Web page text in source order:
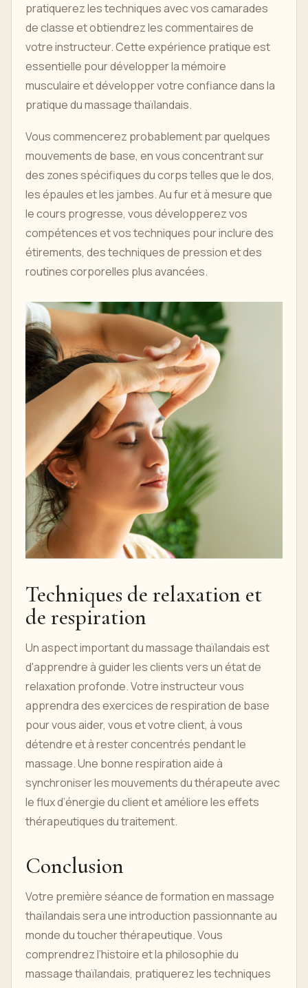
pratiquerez les techniques avec vos camarades
de classe et obtiendrez les commentaires de
votre instructeur. Cette expérience pratique est
essentielle pour développer la mémoire
musculaire et développer votre confiance dans la
pratique du massage thaïlandais.
Vous commencerez probablement par quelques
mouvements de base, en vous concentrant sur
des zones spécifiques du corps telles que le dos,
les épaules et les jambes. Au fur et à mesure que
le cours progresse, vous développerez vos
compétences et vos techniques pour inclure des
étirements, des techniques de pression et des
routines corporelles plus avancées.
Techniques de relaxation et
de respiration
Un aspect important du massage thaïlandais est
d'apprendre à guider les clients vers un état de
relaxation profonde. Votre instructeur vous
apprendra des exercices de respiration de base
pour vous aider, vous et votre client, à vous
détendre et à rester concentrés pendant le
massage. Une bonne respiration aide à
synchroniser les mouvements du thérapeute avec
le flux d’énergie du client et améliore les effets
thérapeutiques du traitement.
Conclusion
Votre première séance de formation en massage
thaïlandais sera une introduction passionnante au
monde du toucher thérapeutique. Vous
comprendrez l’histoire et la philosophie du
massage thaïlandais, pratiquerez les techniques